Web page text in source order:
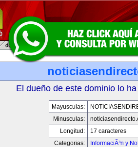
El dueño de este dominio lo
Mayusculas:
Minusculas:
Longitud:
17 caracteres
Categorias:
InformaciÃ³n y